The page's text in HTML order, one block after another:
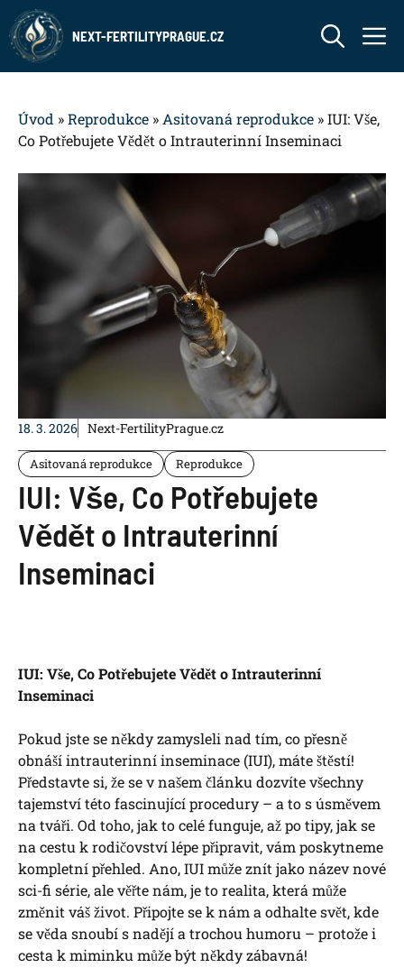
Přeskočit
na
obsah
NEXT-FERTILITYPRAGUE.CZ
Úvod »Reprodukce » Asitovaná reprodukce »IUI: Vše,
Co Potřebujete Vědět o Intrauterinní Inseminaci
18. 3. 2026 Next-FertilityPrague.cz
Asitovaná reprodukce Reprodukce
IUI: Vše, Co Potřebujete
Vědět o Intrauterinní
Inseminaci
IUI: Vše, Co Potřebujete Vědět o Intrauterinní
⁤Inseminaci
Pokud jste se někdy⁣ zamysleli ​nad tím, co přesně
obnáší⁤ intrauterinní inseminace (IUI), máte ‍štěstí!⁤
Představte si, že se v našem článku dozvíte všechny​
tajemství⁢ této fascinující​ procedury ​–‍ a to s úsměvem
na tváři. Od toho, jak to celé funguje, až po tipy, jak se
na cestu ‍k rodičovství lépe‍ připravit,‍ vám‍ poskytneme
kompletní přehled. Ano, IUI může znít jako název ⁤nové
sci-fi série,‌ ale ‍věřte nám, je to realita, která může
změnit váš život. Připojte se k nám a odhalte⁤ svět, kde
⁢se⁣ věda snoubí s⁤ nadějí⁢ a trochou humoru – protože i
cesta k miminku může ⁣být někdy zábavná!